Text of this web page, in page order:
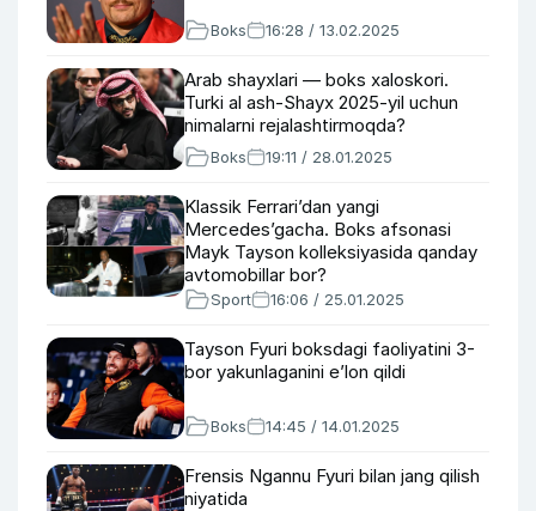
Boks 16:28 / 13.02.2025
Arab shayxlari — boks xaloskori.
Turki al ash-Shayx 2025-yil uchun
nimalarni rejalashtirmoqda?
Boks 19:11 / 28.01.2025
Klassik Ferrari’dan yangi
Mercedes’gacha. Boks afsonasi
Mayk Tayson kolleksiyasida qanday
avtomobillar bor?
Sport 16:06 / 25.01.2025
Tayson Fyuri boksdagi faoliyatini 3-
bor yakunlaganini e’lon qildi
Boks 14:45 / 14.01.2025
Frensis Ngannu Fyuri bilan jang qilish
niyatida